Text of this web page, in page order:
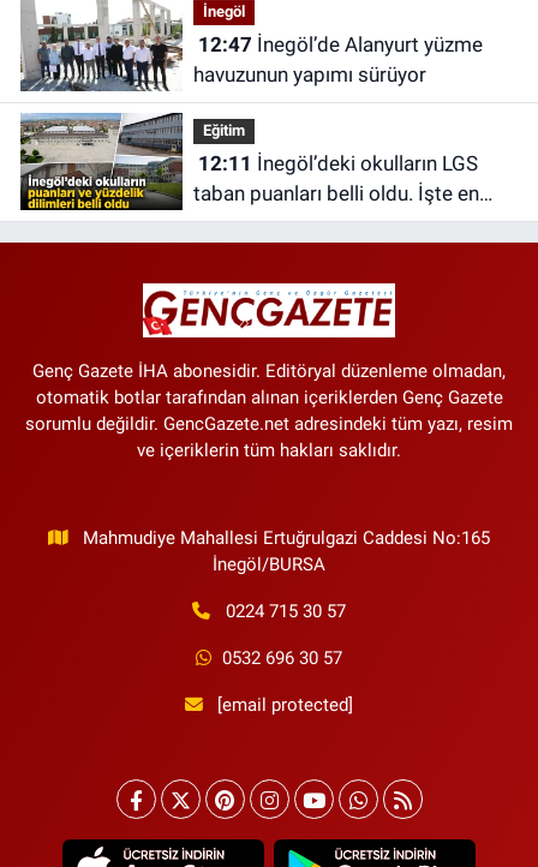
İnegöl
12:47
havuzunun yapımı sürüyor
Eğitim
12:11
taban puanları belli oldu. İşte en
yüksek puanlı okul
Genç Gazete İHA abonesidir. Editöryal düzenleme olmadan,
otomatik botlar tarafından alınan içeriklerden Genç Gazete
sorumlu değildir. GencGazete.net adresindeki tüm yazı, resim
ve içeriklerin tüm hakları saklıdır.
Mahmudiye Mahallesi Ertuğrulgazi Caddesi No:165
İnegöl/BURSA
0224 715 30 57
0532 696 30 57
[email protected]